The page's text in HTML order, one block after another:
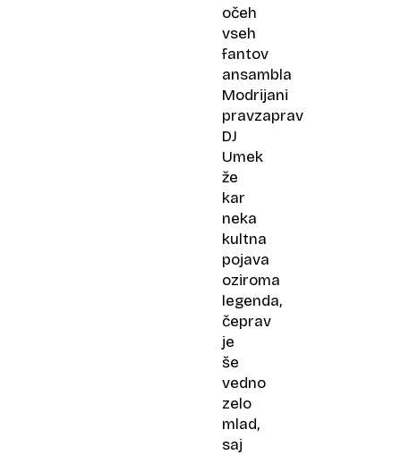
očeh
vseh
fantov
ansambla
Modrijani
pravzaprav
DJ
Umek
že
kar
neka
kultna
pojava
oziroma
legenda,
čeprav
je
še
vedno
zelo
mlad,
saj